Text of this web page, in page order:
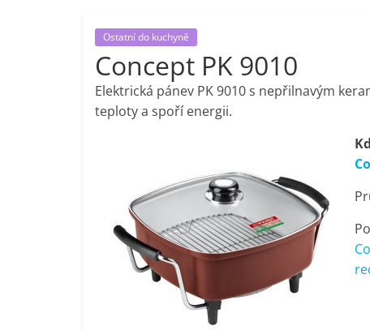
porovnání,
pračky,
televize,
notebooky,
mobilní
telefony,
kávovary,
Ostatní do kuchyně
Concept PK 9010
Elektrická pánev PK 9010 s nepřilnavým
teploty a spoří energii.